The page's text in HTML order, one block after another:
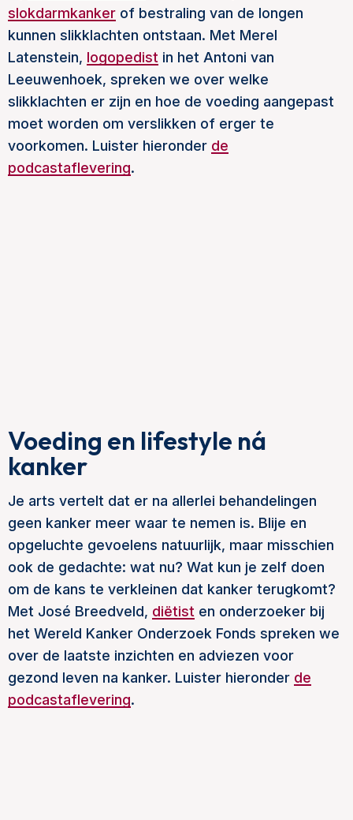
slokdarmkanker of bestraling van de longen
kunnen slikklachten ontstaan. Met Merel
Latenstein, logopedist in het Antoni van
Leeuwenhoek, spreken we over welke
slikklachten er zijn en hoe de voeding aangepast
moet worden om verslikken of erger te
voorkomen. Luister hieronder de
podcastaflevering.
Voeding en lifestyle ná
kanker
Je arts vertelt dat er na allerlei behandelingen
geen kanker meer waar te nemen is. Blije en
opgeluchte gevoelens natuurlijk, maar misschien
ook de gedachte: wat nu? Wat kun je zelf doen
om de kans te verkleinen dat kanker terugkomt?
Met José Breedveld, diëtist en onderzoeker bij
het Wereld Kanker Onderzoek Fonds spreken we
over de laatste inzichten en adviezen voor
gezond leven na kanker. Luister hieronder de
podcastaflevering.